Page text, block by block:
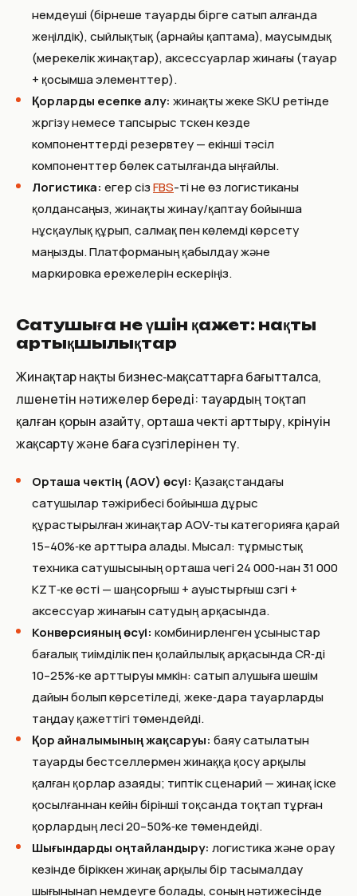
үнемдеуші (бірнеше тауарды бірге сатып алғанда
жеңілдік), сыйлықтық (арнайы қаптама), маусымдық
(мерекелік жинақтар), аксессуарлар жинағы (тауар
+ қосымша элементтер).
Қорларды есепке алу: жинақты жеке SKU ретінде
жүргізу немесе тапсырыс түскен кезде
компоненттерді резервтеу — екінші тәсіл
компоненттер бөлек сатылғанда ыңғайлы.
Логистика: егер сізFBS-ті не өз логистиканы
қолдансаңыз, жинақты жинау/қаптау бойынша
нұсқаулық құрып, салмақ пен көлемді көрсету
маңызды. Платформаның қабылдау және
маркировка ережелерін ескеріңіз.
Сатушыға не үшін қажет: нақты
артықшылықтар
Жинақтар нақты бизнес‑мақсаттарға бағытталса,
өлшенетін нәтижелер береді: тауардың тоқтап
қалған қорын азайту, орташа чекті арттыру, көрінуін
жақсарту және баға сүзгілерінен өту.
Орташа чектің (AOV) өсуі: Қазақстандағы
сатушылар тәжірибесі бойынша дұрыс
құрастырылған жинақтар AOV‑ты категорияға қарай
15–40%‑ке арттыра алады. Мысал: тұрмыстық
техника сатушысының орташа чегі 24 000‑нан 31 000
KZT‑ке өсті — шаңсорғыш + ауыстырғыш сүзгі +
аксессуар жинағын сатудың арқасында.
Конверсияның өсуі: комбинирленген ұсыныстар
бағалық тиімділік пен қолайлылық арқасында CR‑ді
10–25%‑ке арттыруы мүмкін: сатып алушыға шешім
дайын болып көрсетіледі, жеке‑дара тауарларды
таңдау қажеттігі төмендейді.
Қор айналымының жақсаруы: баяу сатылатын
тауарды бестселлермен жинаққа қосу арқылы
қалған қорлар азаяды; типтік сценарий — жинақ іске
қосылғаннан кейін бірінші тоқсанда тоқтап тұрған
қорлардың үлесі 20–50%‑ке төмендейді.
Шығындарды оңтайландыру: логистика және орау
кезінде біріккен жинақ арқылы бір тасымалдау
шығынынan үнемдеуге болады, соның нәтижесінде